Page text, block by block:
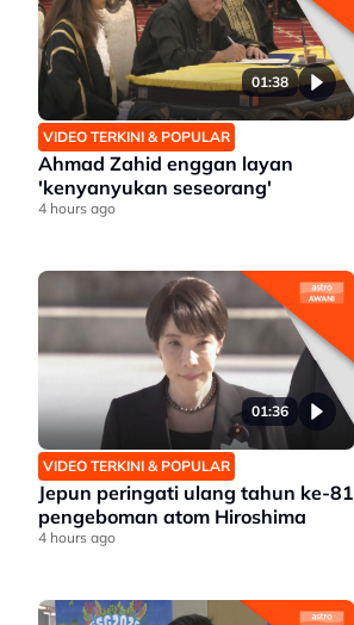
01:38
VIDEO TERKINI & POPULAR
Ahmad Zahid enggan layan
'kenyanyukan seseorang'
4 hours ago
01:36
VIDEO TERKINI & POPULAR
Jepun peringati ulang tahun ke-81
pengeboman atom Hiroshima
4 hours ago